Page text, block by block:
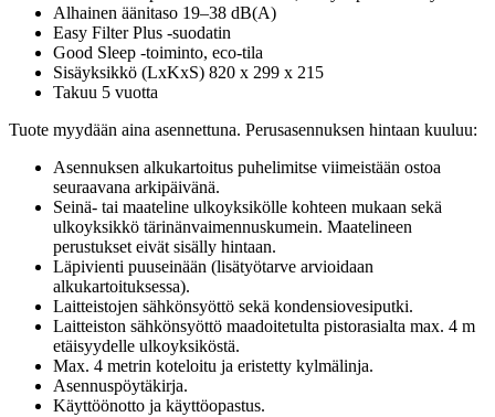
Alhainen äänitaso 19–38 dB(A)
Easy Filter Plus -suodatin
Good Sleep -toiminto, eco-tila
Sisäyksikkö (LxKxS) 820 x 299 x 215
Takuu 5 vuotta
Tuote myydään aina asennettuna. Perusasennuksen hintaan kuuluu:
Asennuksen alkukartoitus puhelimitse viimeistään ostoa
seuraavana arkipäivänä.
Seinä- tai maateline ulkoyksikölle kohteen mukaan sekä
ulkoyksikkö tärinänvaimennuskumein. Maatelineen
perustukset eivät sisälly hintaan.
Läpivienti puuseinään (lisätyötarve arvioidaan
alkukartoituksessa).
Laitteistojen sähkönsyöttö sekä kondensiovesiputki.
Laitteiston sähkönsyöttö maadoitetulta pistorasialta max. 4 m
etäisyydelle ulkoyksiköstä.
Max. 4 metrin koteloitu ja eristetty kylmälinja.
Asennuspöytäkirja.
Käyttöönotto ja käyttöopastus.